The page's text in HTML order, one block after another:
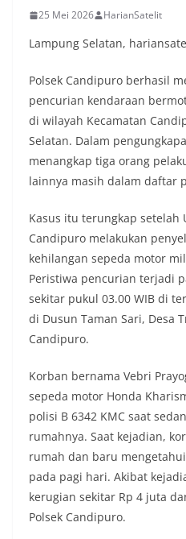
25 Mei 2026 HarianSatelit
Lampung Selatan,
Polsek Candipuro berhasil
pencurian kendaraan
di wilayah Kecamatan
Selatan. Dalam
menangkap tiga orang
lainnya masih dalam daftar
Kasus itu terungkap setelah
Candipuro melakukan
kehilangan sepeda motor
Peristiwa pencurian terjadi
sekitar pukul 03.00 WIB di
di Dusun Taman Sari, Desa
Candipuro.
Korban bernama Vebri
sepeda motor Honda
polisi B 6342 KMC saat
rumahnya. Saat kejadian,
rumah dan baru
pada pagi hari. Akibat
kerugian sekitar Rp 4 juta
Polsek Candipuro.